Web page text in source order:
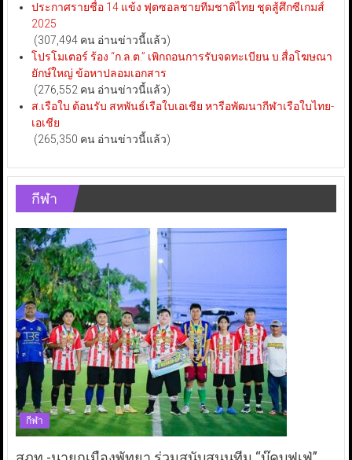
ประกาศรายชื่อ 14 แข้ง ฟุตซอลชายทีมชาติไทย ชุดสู้ศึกซีเกมส์
2025
(307,494 คน อ่านข่าวนี้แล้ว)
โปรโมเตอร์ ร้อง “ก.ล.ต.” เพิกถอนการรับจดทะเบียน บ.สื่อโฆษณา
ยักษ์ใหญ่ ข้อหาปลอมเอกสาร
(276,552 คน อ่านข่าวนี้แล้ว)
ส.เรือใบ ต้อนรับ สหพันธ์เรือใบเอเชีย หารือพัฒนากีฬาเรือใบไทย-
เอเชีย
(265,350 คน อ่านข่าวนี้แล้ว)
กีฬา
กีฬา